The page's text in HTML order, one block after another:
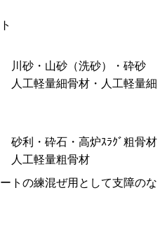
砂・山砂（洗砂）・砕砂
工軽量細骨材・人工軽量細
利・砕石・高炉ｽﾗｸﾞ粗骨材
人工軽量粗骨材
トの練混ぜ用として支障のな